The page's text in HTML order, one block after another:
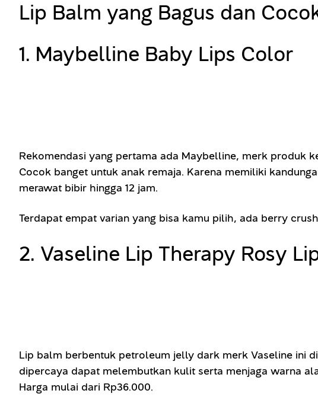
Lip Balm yang Bagus dan
1. Maybelline Baby Lips Color
Rekomendasi yang pertama ada Maybelline, merk produk
Cocok banget untuk anak remaja. Karena memiliki
merawat bibir hingga 12 jam.
Terdapat empat varian yang bisa kamu pilih, ada berry
2. Vaseline Lip Therapy Rosy
Lip balm berbentuk petroleum jelly dark merk Vaseline ini
dipercaya dapat melembutkan kulit serta menjaga warna
Harga mulai dari Rp36.000.